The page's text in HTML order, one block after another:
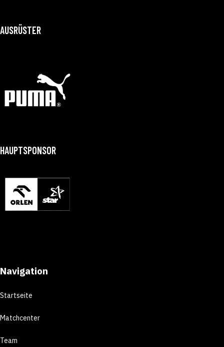
AUSRÜSTER
HAUPTSPONSOR
Navigation
Startseite
Matchcenter
Team